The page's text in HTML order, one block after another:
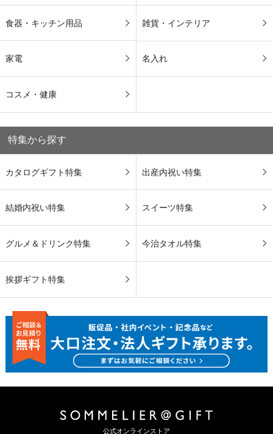
食器・キッチン用品 雑貨・インテリア
家電 名入れ
コスメ・健康
特集から探す
カタログギフト特集 出産内祝い特集
結婚内祝い特集 スイーツ特集
グルメ＆ドリンク特集 今治タオル特集
挨拶ギフト特集
公式オンラインストア